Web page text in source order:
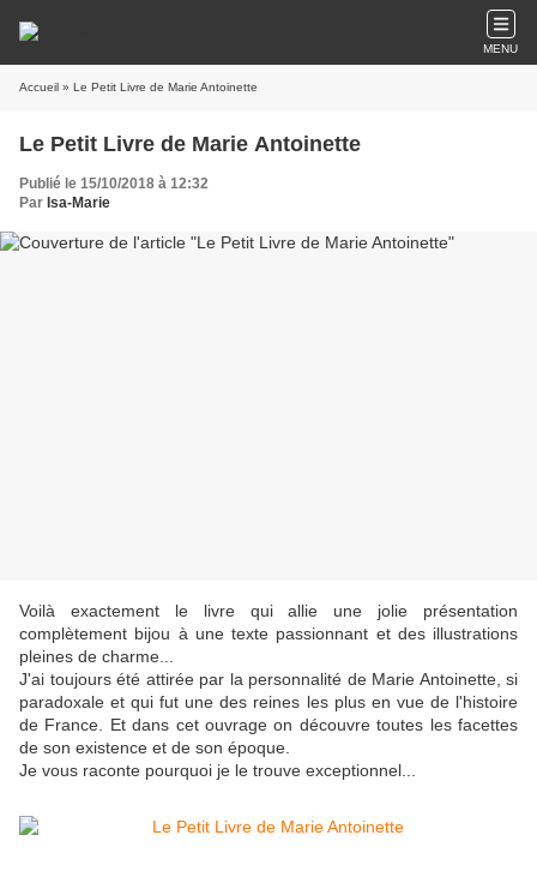
MENU
Accueil » Le Petit Livre de Marie Antoinette
Le Petit Livre de Marie Antoinette
Publié le 15/10/2018 à 12:32
Par Isa-Marie
Voilà exactement le livre qui allie une jolie présentation
complètement bijou à une texte passionnant et des illustrations
pleines de charme...
J'ai toujours été attirée par la personnalité de Marie Antoinette, si
paradoxale et qui fut une des reines les plus en vue de l'histoire
de France. Et dans cet ouvrage on découvre toutes les facettes
de son existence et de son époque.
Je vous raconte pourquoi je le trouve exceptionnel...